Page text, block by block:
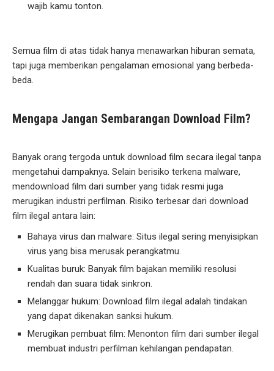
wajib kamu tonton.
Semua film di atas tidak hanya menawarkan hiburan semata,
tapi juga memberikan pengalaman emosional yang berbeda-
beda.
Mengapa Jangan Sembarangan Download Film?
Banyak orang tergoda untuk download film secara ilegal tanpa
mengetahui dampaknya. Selain berisiko terkena malware,
mendownload film dari sumber yang tidak resmi juga
merugikan industri perfilman. Risiko terbesar dari download
film ilegal antara lain:
Bahaya virus dan malware: Situs ilegal sering menyisipkan
virus yang bisa merusak perangkatmu.
Kualitas buruk: Banyak film bajakan memiliki resolusi
rendah dan suara tidak sinkron.
Melanggar hukum: Download film ilegal adalah tindakan
yang dapat dikenakan sanksi hukum.
Merugikan pembuat film: Menonton film dari sumber ilegal
membuat industri perfilman kehilangan pendapatan.